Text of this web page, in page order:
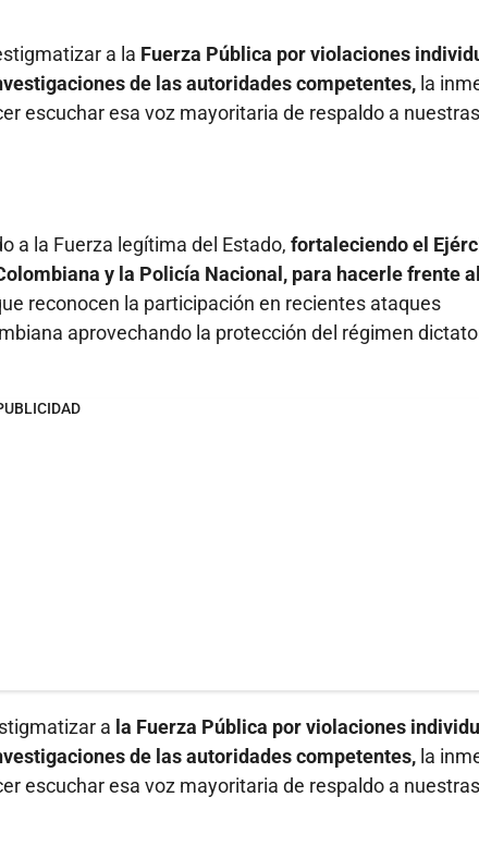
a la Fuerza Pública por violaciones
de las autoridades competentes, la
escuchar esa voz mayoritaria de respaldo a nuestras
a la Fuerza legítima del Estado, fortaleciendo el
y la Policía Nacional, para hacerle frente
reconocen la participación en recientes ataques
aprovechando la protección del régimen
a la Fuerza Pública por violaciones
de las autoridades competentes, la
escuchar esa voz mayoritaria de respaldo a nuestras